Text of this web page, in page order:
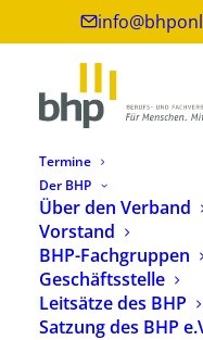
Termine
Der BHP
Über den Verband
Vorstand
BHP-Fachgruppen
Geschäftsstelle
Leitsätze des BHP
Satzung des BHP